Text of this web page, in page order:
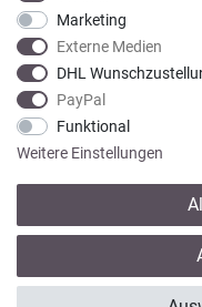
922
Marketing
Externe Medien
DHL
PayPal
Funktional
Weitere Einstellungen
* Alle Preise verstehen sich inkl.
© copyright 2013-2026